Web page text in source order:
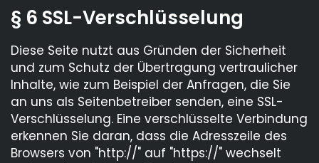
§ 6 SSL-Verschlüsselung
Diese Seite nutzt aus Gründen der Sicherheit
und zum Schutz der Übertragung vertraulicher
Inhalte, wie zum Beispiel der Anfragen, die Sie
an uns als Seitenbetreiber senden, eine SSL-
Verschlüsselung. Eine verschlüsselte Verbindung
erkennen Sie daran, dass die Adresszeile des
Browsers von "http://" auf "https://" wechselt